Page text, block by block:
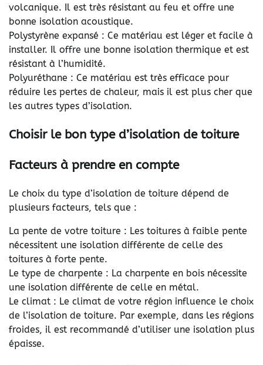
volcanique. Il est très résistant au feu et offre une
bonne isolation acoustique.
Polystyrène expansé : Ce matériau est léger et facile à
installer. Il offre une bonne isolation thermique et est
résistant à l’humidité.
Polyuréthane : Ce matériau est très efficace pour
réduire les pertes de chaleur, mais il est plus cher que
les autres types d’isolation.
Choisir le bon type d’isolation de toiture
Facteurs à prendre en compte
Le choix du type d’isolation de toiture dépend de
plusieurs facteurs, tels que :
La pente de votre toiture : Les toitures à faible pente
nécessitent une isolation différente de celle des
toitures à forte pente.
Le type de charpente : La charpente en bois nécessite
une isolation différente de celle en métal.
Le climat : Le climat de votre région influence le choix
de l’isolation de toiture. Par exemple, dans les régions
froides, il est recommandé d’utiliser une isolation plus
épaisse.